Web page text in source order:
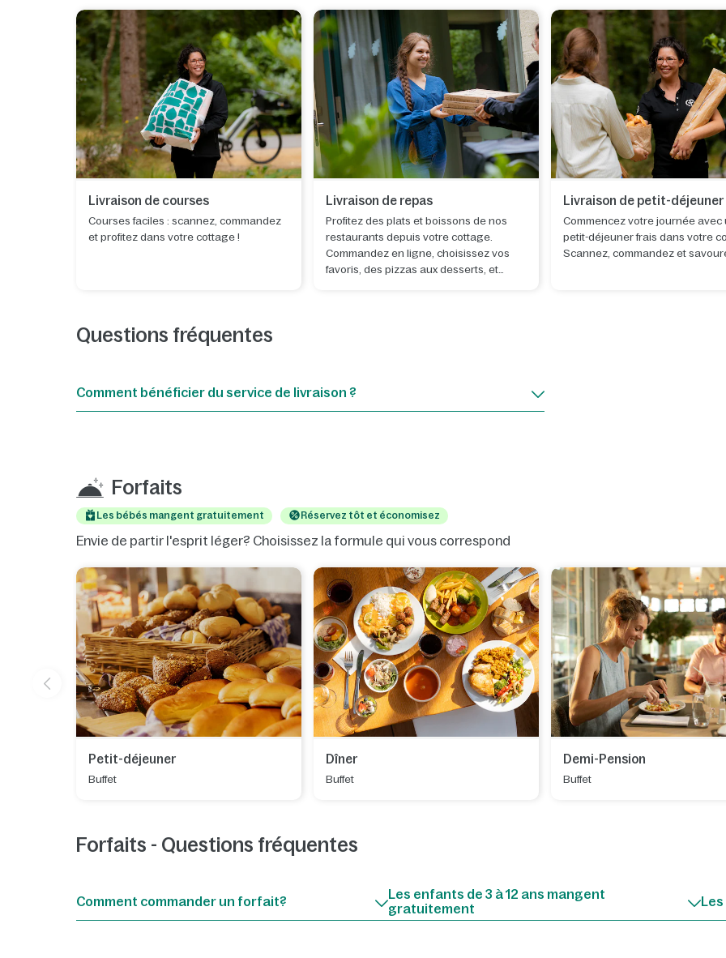
Livraison de courses
Courses faciles : scannez, commandez
et profitez dans votre cottage !
Livraison de repas
Profitez des plats et boissons de nos
restaurants depuis votre cottage.
Commandez en ligne, choisissez vos
favoris, des pizzas aux desserts, et
Livraison de petit-déjeuner
Commencez votre journée avec
petit-déjeuner frais dans votre
Scannez, commandez et
Questions fréquentes
Comment bénéficier du service de livraison ?
Forfaits
Les bébés mangent gratuitement Réservez tôt et économisez
Envie de partir l'esprit léger? Choisissez la formule qui vous correspond
Petit-déjeuner
Buffet
Dîner
Buffet
Demi-Pension
Buffet
Forfaits - Questions fréquentes
Comment commander un forfait?
Les enfants de 3 à 12 ans mangent
gratuitement